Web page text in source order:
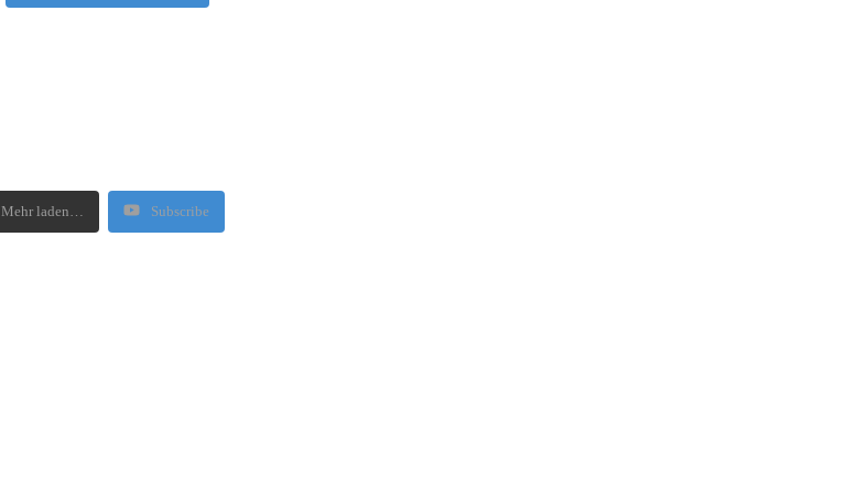
Mehr laden… Subscribe